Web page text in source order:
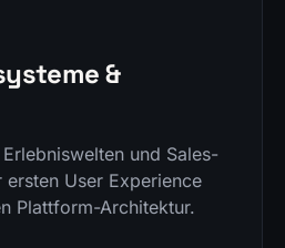
&
und Sales-
ersten User Experience
Plattform-Architektur.